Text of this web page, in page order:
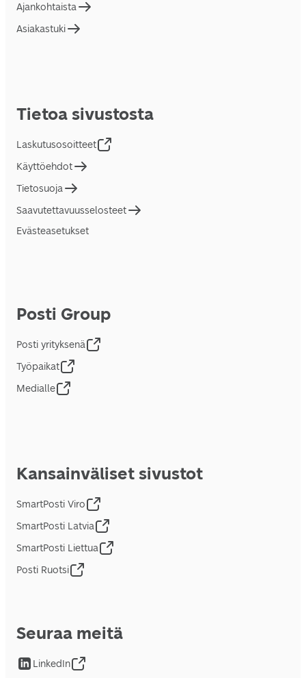
Ajankohtaista
Asiakastuki
Tietoa sivustosta
Laskutusosoitteet
Käyttöehdot
Tietosuoja
Saavutettavuusselosteet
Evästeasetukset
Posti Group
Posti yrityksenä
Työpaikat
Medialle
Kansainväliset sivustot
SmartPosti Viro
SmartPosti Latvia
SmartPosti Liettua
Posti Ruotsi
Seuraa meitä
LinkedIn